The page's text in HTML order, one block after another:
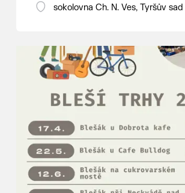
18:00 - ruční stavění máje
14:00 - krojový průvod pro
od hostince “U Buvola”
16:00 - odpolední zábava na
sokolovně
K tanci a poslechu bude hrát DH
Lanžhotčané.
Těšíme se na Vás!
sokolovna Ch. N. Ves, Tyršův